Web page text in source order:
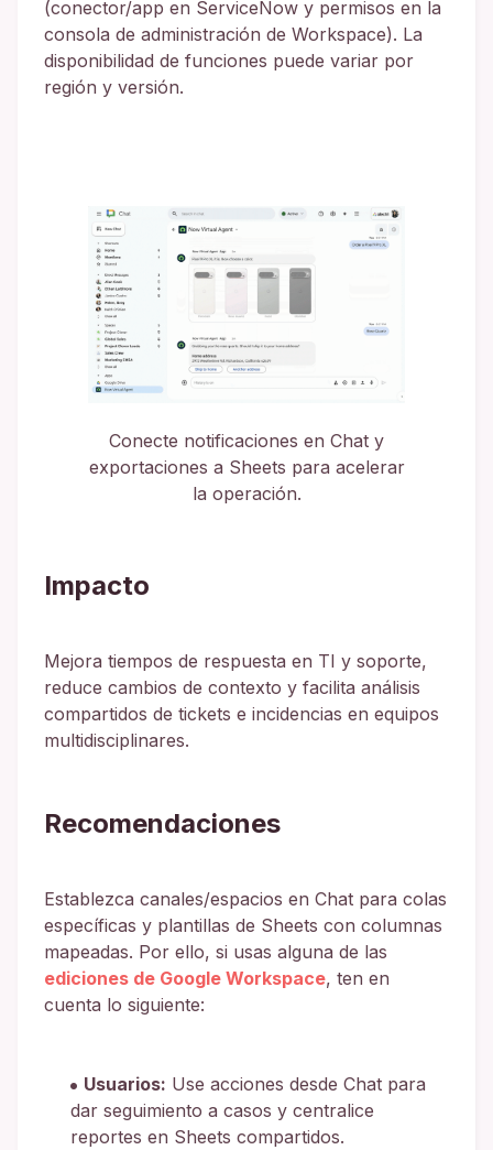
(conector/app en ServiceNow y permisos en la
consola de administración de Workspace). La
disponibilidad de funciones puede variar por
región y versión.
Conecte notificaciones en Chat y
exportaciones a Sheets para acelerar
la operación.
Impacto
Mejora tiempos de respuesta en TI y soporte,
reduce cambios de contexto y facilita análisis
compartidos de tickets e incidencias en equipos
multidisciplinares.
Recomendaciones
Establezca canales/espacios en Chat para colas
específicas y plantillas de Sheets con columnas
mapeadas. Por ello, si usas alguna de las
ediciones de Google Workspace, ten en
cuenta lo siguiente:
Usuarios: Use acciones desde Chat para
dar seguimiento a casos y centralice
reportes en Sheets compartidos.